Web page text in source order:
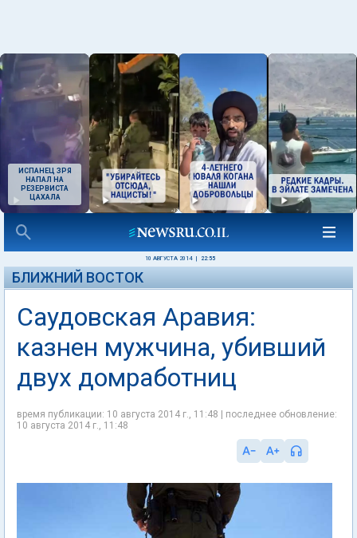
ИСПАНЕЦ ЗРЯ
НАПАЛ НА
РЕЗЕРВИСТА
ЦАХАЛА
10 АВГУСТА 2014 22:55
БЛИЖНИЙ ВОСТОК
Саудовская Аравия:
казнен мужчина, убивший
двух домработниц
время публикации: 10 августа 2014 г., 11:48 | последнее обновление:
10 августа 2014 г., 11:48